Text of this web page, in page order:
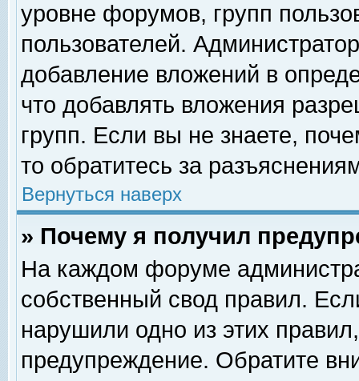
уровне форумов, групп
пользователей.
добавление вложений в
что добавлять вложения
групп. Если вы не знаете,
то обратитесь за
Вернуться наверх
» Почему я получил
На каждом форуме
собственный свод правил.
нарушили одно из этих
предупреждение. Обратите